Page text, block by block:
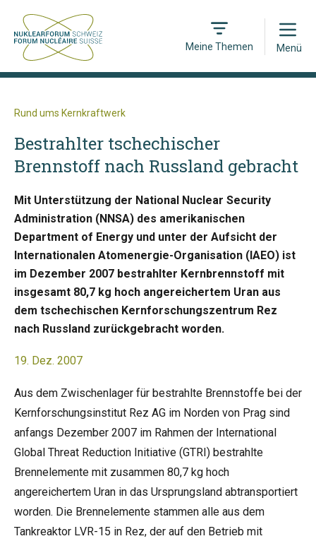
Meine Themen
Open
Menü
Rund ums Kernkraftwerk
Bestrahlter tschechischer
Brennstoff nach Russland gebracht
Mit Unterstützung der National Nuclear Security
Administration (NNSA) des amerikanischen
Department of Energy und unter der Aufsicht der
Internationalen Atomenergie-Organisation (IAEO) ist
im Dezember 2007 bestrahlter Kernbrennstoff mit
insgesamt 80,7 kg hoch angereichertem Uran aus
dem tschechischen Kernforschungszentrum Rez
nach Russland zurückgebracht worden.
19. Dez. 2007
Aus dem Zwischenlager für bestrahlte Brennstoffe bei der
Kernforschungsinstitut Rez AG im Norden von Prag sind
anfangs Dezember 2007 im Rahmen der International
Global Threat Reduction Initiative (GTRI) bestrahlte
Brennelemente mit zusammen 80,7 kg hoch
angereichertem Uran in das Ursprungsland abtransportiert
worden. Die Brennelemente stammen alle aus dem
Tankreaktor LVR-15 in Rez, der auf den Betrieb mit